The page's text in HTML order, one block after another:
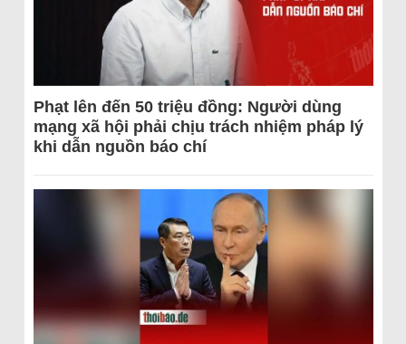
Phạt lên đến 50 triệu đồng: Người dùng
mạng xã hội phải chịu trách nhiệm pháp lý
khi dẫn nguồn báo chí